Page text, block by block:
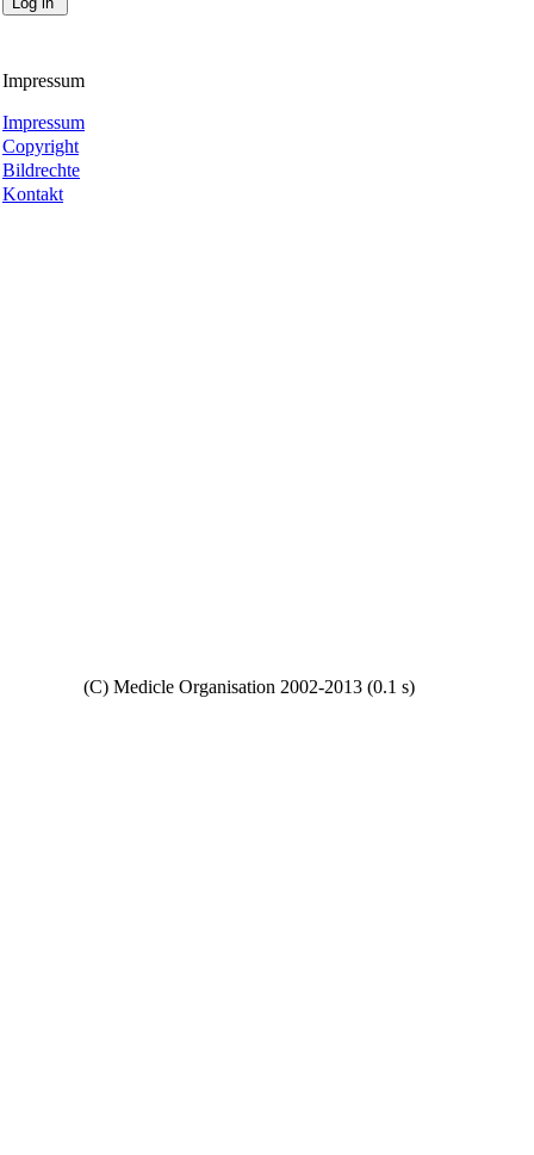
Impressum
Impressum
Copyright
Bildrechte
Kontakt
(C) Medicle Organisation 2002-2013 (0.1 s)